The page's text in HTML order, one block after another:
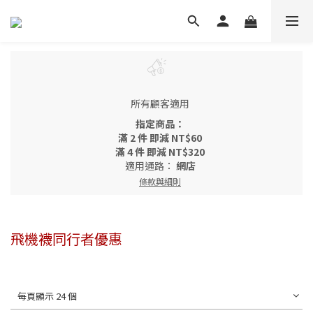
所有顧客適用
指定商品：
滿 2 件 即減 NT$60
滿 4 件 即減 NT$320
適用通路： 網店
條款與細則
飛機襪同行者優惠
每頁顯示 24 個